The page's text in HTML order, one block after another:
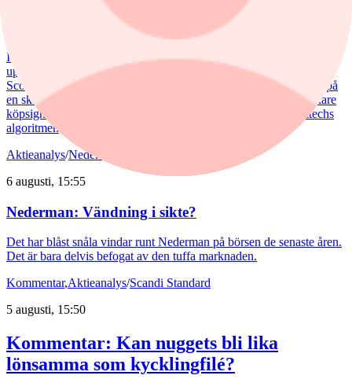
investmentbolag
I den här artikeln lyfter vi fram de tre investmentbolag som i dag
uppvisar den starkaste tekniska bilden enligt vår nya Investtech
Score, som sammanfattar den tekniska bedömningen av en aktie på
en skala från –100 till +100, där högre värden indikerar en starkare
köpsignal och lägre värden en starkare säljsignal enligt Investtechs
algoritmer.
Aktieanalys/Nederman
6 augusti, 15:55
Nederman: Vändning i sikte?
Det har blåst snåla vindar runt Nederman på börsen de senaste åren.
Det är bara delvis befogat av den tuffa marknaden.
Kommentar,Aktieanalys/Scandi Standard
5 augusti, 15:50
Kommentar: Kan nuggets bli lika
lönsamma som kycklingfilé?